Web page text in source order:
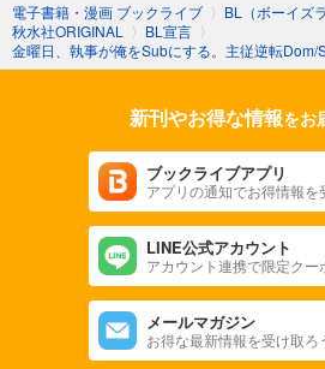
電子書籍・漫画 ブックライブ 〉 BL（ボーイズ
秋水社ORIGINAL
〉 BL宣言 〉
金曜日、執事が俺をSubにする。主従逆転Dom/
新刊やお得な情報をお
ブックライブアプリ
アプリの通知でお得情報を
LINE公式アカウント
アカウント連携で限定クー
メールマガジン
お得な最新情報を受け取ろ